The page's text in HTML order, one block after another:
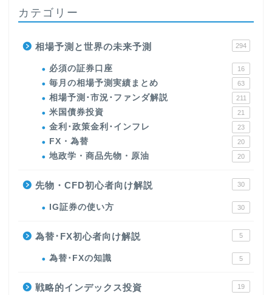
カテゴリー
相場予測と世界の未来予測 294
必須の証券口座 16
毎月の相場予測実績まとめ 63
相場予測･市況･ファンダ解説 211
米国債券投資 21
金利･政策金利･インフレ 23
FX・為替 20
地政学・商品先物・原油 20
先物・CFD初心者向け解説 30
IG証券の使い方 30
為替･FX初心者向け解説 5
為替･FXの知識 5
戦略的インデックス投資 19